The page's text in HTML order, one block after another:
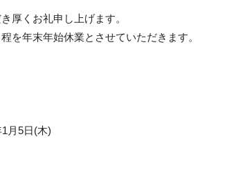
厚くお礼申し上げます。
を年末年始休業とさせていただきます。
月5日(木)